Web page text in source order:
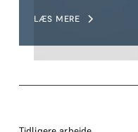
LÆS MERE